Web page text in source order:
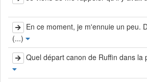
En ce moment, je m'ennuie un peu.
(...)
Quel départ canon de Ruffin dans